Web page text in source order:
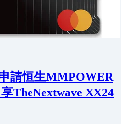
請恒生MMPOWER
TheNextwave XX24